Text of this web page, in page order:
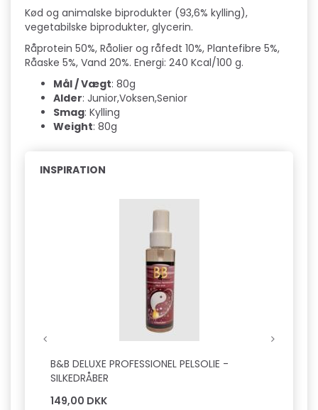
Kød og animalske biprodukter (93,6% kylling),
vegetabilske biprodukter, glycerin.
Råprotein 50%, Råolier og råfedt 10%, Plantefibre 5%,
Råaske 5%, Vand 20%. Energi: 240 Kcal/100 g.
Mål / Vægt: 80g
Alder: Junior,Voksen,Senior
Smag: Kylling
Weight: 80g
INSPIRATION
B&B DELUXE PROFESSIONEL PELSOLIE -
SILKEDRÅBER
149,00 DKK